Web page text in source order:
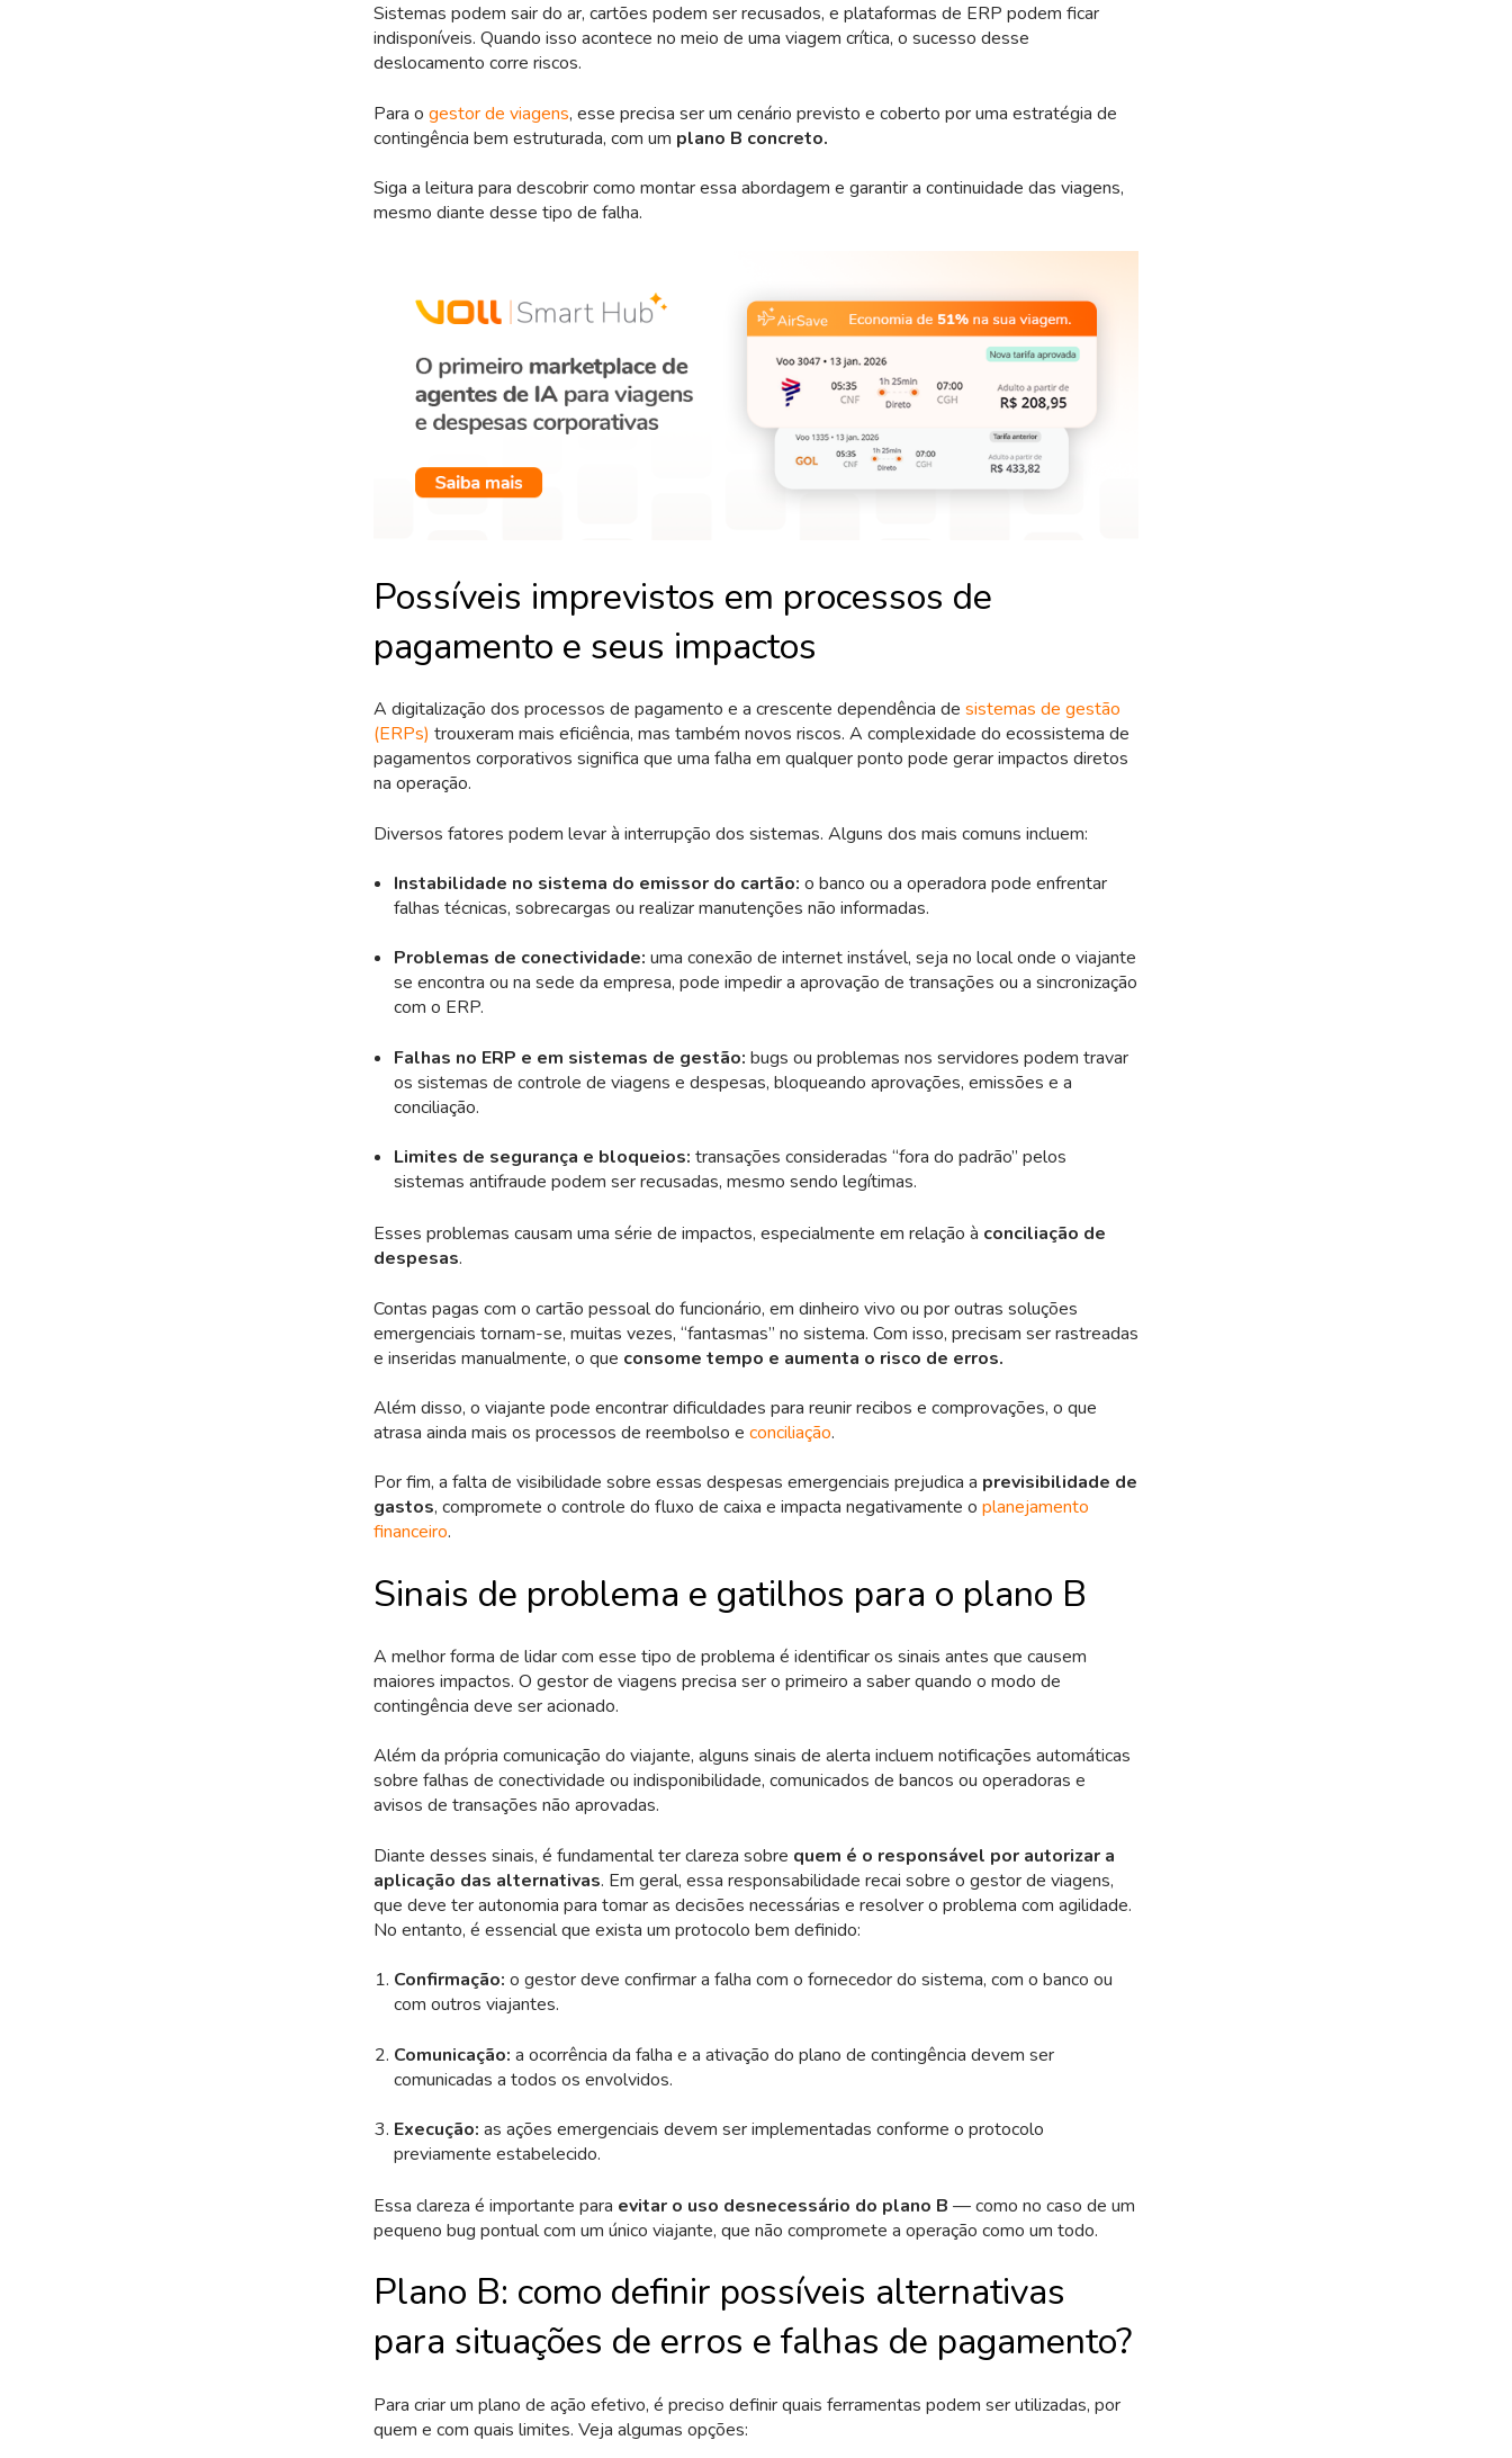
Sistemas podem sair do ar, cartões podem ser recusados, e plataformas de ERP podem ficar
indisponíveis. Quando isso acontece no meio de uma viagem crítica, o sucesso desse
deslocamento corre riscos.
Para o gestor de viagens, esse precisa ser um cenário previsto e coberto por uma estratégia de
contingência bem estruturada, com um plano B concreto.
Siga a leitura para descobrir como montar essa abordagem e garantir a continuidade das viagens,
mesmo diante desse tipo de falha.
Possíveis imprevistos em processos de
pagamento e seus impactos
A digitalização dos processos de pagamento e a crescente dependência de sistemas de gestão
(ERPs) trouxeram mais eficiência, mas também novos riscos. A complexidade do ecossistema de
pagamentos corporativos significa que uma falha em qualquer ponto pode gerar impactos diretos
na operação.
Diversos fatores podem levar à interrupção dos sistemas. Alguns dos mais comuns incluem:
Instabilidade no sistema do emissor do cartão: o banco ou a operadora pode enfrentar
falhas técnicas, sobrecargas ou realizar manutenções não informadas.
Problemas de conectividade: uma conexão de internet instável, seja no local onde o viajante
se encontra ou na sede da empresa, pode impedir a aprovação de transações ou a sincronização
com o ERP.
Falhas no ERP e em sistemas de gestão: bugs ou problemas nos servidores podem travar
os sistemas de controle de viagens e despesas, bloqueando aprovações, emissões e a
conciliação.
Limites de segurança e bloqueios: transações consideradas “fora do padrão” pelos
sistemas antifraude podem ser recusadas, mesmo sendo legítimas.
Esses problemas causam uma série de impactos, especialmente em relação à conciliação de
despesas.
Contas pagas com o cartão pessoal do funcionário, em dinheiro vivo ou por outras soluções
emergenciais tornam-se, muitas vezes, “fantasmas” no sistema. Com isso, precisam ser rastreadas
e inseridas manualmente, o que consome tempo e aumenta o risco de erros.
Além disso, o viajante pode encontrar dificuldades para reunir recibos e comprovações, o que
atrasa ainda mais os processos de reembolso e conciliação.
Por fim, a falta de visibilidade sobre essas despesas emergenciais prejudica a previsibilidade de
gastos, compromete o controle do fluxo de caixa e impacta negativamente o planejamento
financeiro.
Sinais de problema e gatilhos para o plano B
A melhor forma de lidar com esse tipo de problema é identificar os sinais antes que causem
maiores impactos. O gestor de viagens precisa ser o primeiro a saber quando o modo de
contingência deve ser acionado.
Além da própria comunicação do viajante, alguns sinais de alerta incluem notificações automáticas
sobre falhas de conectividade ou indisponibilidade, comunicados de bancos ou operadoras e
avisos de transações não aprovadas.
Diante desses sinais, é fundamental ter clareza sobre quem é o responsável por autorizar a
aplicação das alternativas. Em geral, essa responsabilidade recai sobre o gestor de viagens,
que deve ter autonomia para tomar as decisões necessárias e resolver o problema com agilidade.
No entanto, é essencial que exista um protocolo bem definido:
Confirmação: o gestor deve confirmar a falha com o fornecedor do sistema, com o banco ou
com outros viajantes.
Comunicação: a ocorrência da falha e a ativação do plano de contingência devem ser
comunicadas a todos os envolvidos.
Execução: as ações emergenciais devem ser implementadas conforme o protocolo
previamente estabelecido.
Essa clareza é importante para evitar o uso desnecessário do plano B — como no caso de um
pequeno bug pontual com um único viajante, que não compromete a operação como um todo.
Plano B: como definir possíveis alternativas
para situações de erros e falhas de pagamento?
Para criar um plano de ação efetivo, é preciso definir quais ferramentas podem ser utilizadas, por
quem e com quais limites. Veja algumas opções: